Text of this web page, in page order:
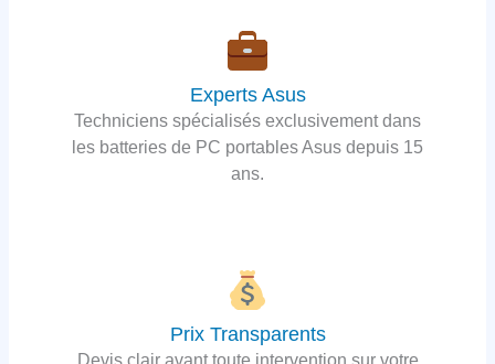
Experts Asus
Techniciens spécialisés exclusivement dans
les batteries de PC portables Asus depuis 15
ans.
Prix Transparents